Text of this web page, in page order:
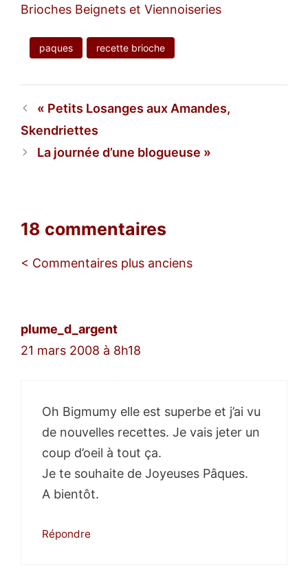
Brioches Beignets et Viennoiseries
paques recette brioche
Petits Losanges aux Amandes,
Skendriettes
La journée d’une blogueuse
18 commentaires
Navigation
< Commentaires plus anciens
plume_d_argent
21 mars 2008 à 8h18
Oh Bigmumy elle est superbe et j’ai vu
de nouvelles recettes. Je vais jeter un
coup d’oeil à tout ça.
Je te souhaite de Joyeuses Pâques.
A bientôt.
Répondre